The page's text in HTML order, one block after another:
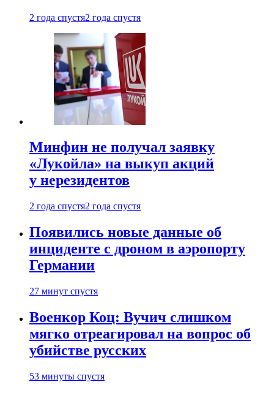
2 года спустя2 года спустя
Минфин не получал заявку
«Лукойла» на выкуп акций
у нерезидентов
2 года спустя2 года спустя
Появились новые данные об
инциденте с дроном в аэропорту
Германии
27 минут спустя
Военкор Коц: Вучич слишком
мягко отреагировал на вопрос об
убийстве русских
53 минуты спустя